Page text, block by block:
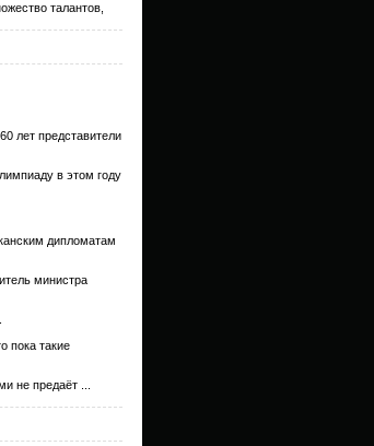
талантов,
лет представители
в этом году
дипломатам
министра
пока такие
не предаёт